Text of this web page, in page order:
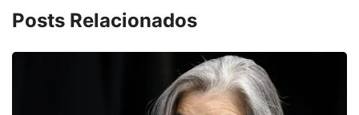
Posts Relacionados